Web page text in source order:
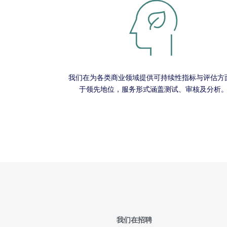
我们在为各类商业领域提供可持续性指标与评估方
于领先地位，服务形式涵盖测试、审核及分析
我们在招聘